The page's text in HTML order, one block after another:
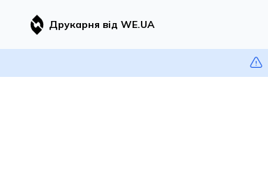
Друкарня від WE.UA